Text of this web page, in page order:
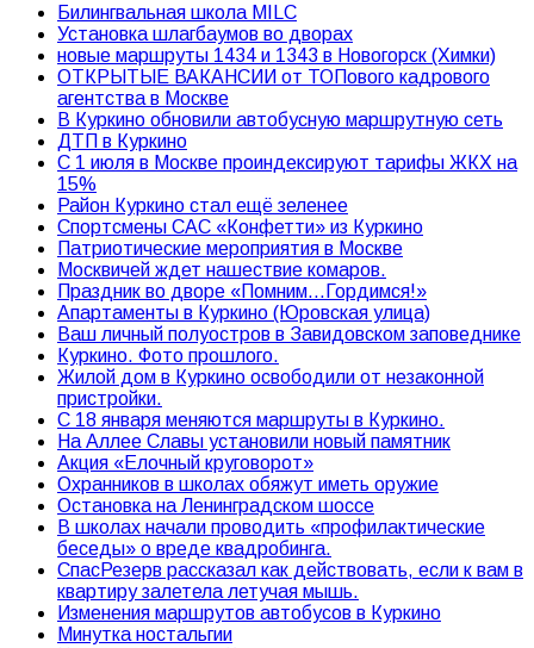
Билингвальная школа MILC
Установка шлагбаумов во дворах
новые маршруты 1434 и 1343 в Новогорск (Химки)
ОТКРЫТЫЕ ВАКАНСИИ от ТОПового кадрового
агентства в Москве
В Куркино обновили автобусную маршрутную сеть
ДТП в Куркино
С 1 июля в Москве проиндексируют тарифы ЖКХ на
15%
Район Куркино стал ещё зеленее
Спортсмены САС «Конфетти» из Куркино
Патриотические мероприятия в Москве
Москвичей ждет нашествие комаров.
Праздник во дворе «Помним…Гордимся!»
Апартаменты в Куркино (Юровская улица)
Ваш личный полуостров в Завидовском заповеднике
Куркино. Фото прошлого.
Жилой дом в Куркино освободили от незаконной
пристройки.
С 18 января меняются маршруты в Куркино.
На Аллее Славы установили новый памятник
Акция «Елочный круговорот»
Охранников в школах обяжут иметь оружие
Остановка на Ленинградском шоссе
В школах начали проводить «профилактические
беседы» о вреде квадробинга.
СпасРезерв рассказал как действовать, если к вам в
квартиру залетела летучая мышь.
Изменения маршрутов автобусов в Куркино
Минутка ностальгии